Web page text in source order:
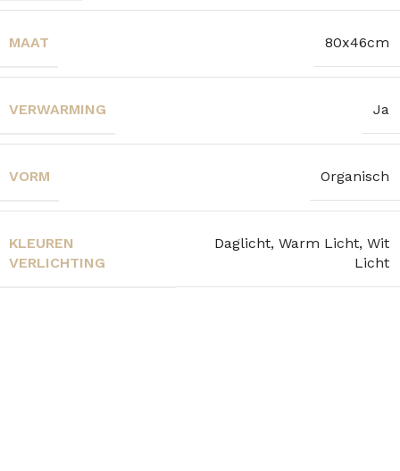
MAAT 80x46cm
VERWARMING Ja
VORM Organisch
KLEUREN
VERLICHTING
Daglicht, Warm Licht, Wit
Licht